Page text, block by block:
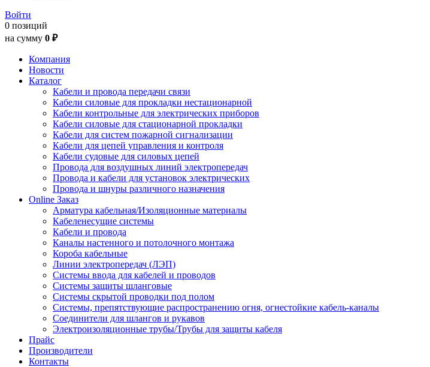
Войти
0 позиций
на сумму 0 ₽
Компания
Новости
Каталог
Кабели и провода передачи связи
Кабели силовые для прокладки нестационарной
Кабели контрольные для электрических приборов
Кабели силовые для стационарной прокладки
Кабели для систем пожарной сигнализации
Кабели для цепей управления и контроля
Кабели судовые для силовых цепей
Провода для воздушных линий электропередач
Провода и кабели для установок электрических
Провода и шнуры различного назначения
Online Заказ
Арматура кабельная/Изоляционные материалы
Кабеленесущие системы
Кабели и провода
Каналы настенного и потолочного монтажа
Короба кабельные
Линии электропередач (ЛЭП)
Системы ввода для кабелей и проводов
Системы защиты шланговые
Системы скрытой проводки под полом
Системы, препятствующие распространению огня, огнестойкие кабель-каналы
Соединители для шлангов и рукавов
Электроизоляционные трубы/Трубы для защиты кабеля
Прайс
Производители
Контакты